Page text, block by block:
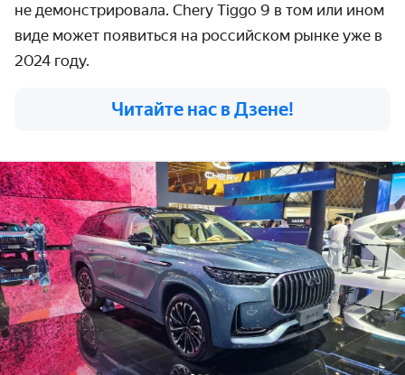
не демонстрировала. Chery Tiggo 9 в том или ином
виде может появиться на российском рынке уже в
2024 году.
Читайте нас в Дзене!